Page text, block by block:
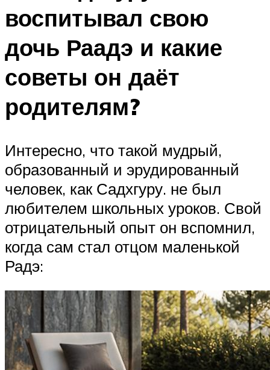
воспитывал свою
дочь Раадэ и какие
советы он даёт
родителям?
Интересно, что такой мудрый,
образованный и эрудированный
человек, как Садхгуру. не был
любителем школьных уроков. Свой
отрицательный опыт он вспомнил,
когда сам стал отцом маленькой
Радэ: